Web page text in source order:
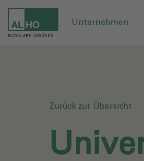
Unternehmen
Zurück zur Übersicht